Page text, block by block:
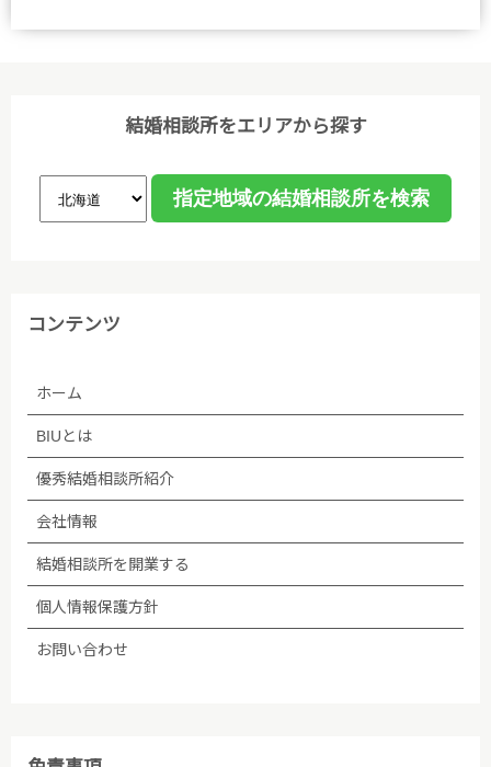
結婚相談所をエリアから探す
コンテンツ
ホーム
BIUとは
優秀結婚相談所紹介
会社情報
結婚相談所を開業する
個人情報保護方針
お問い合わせ